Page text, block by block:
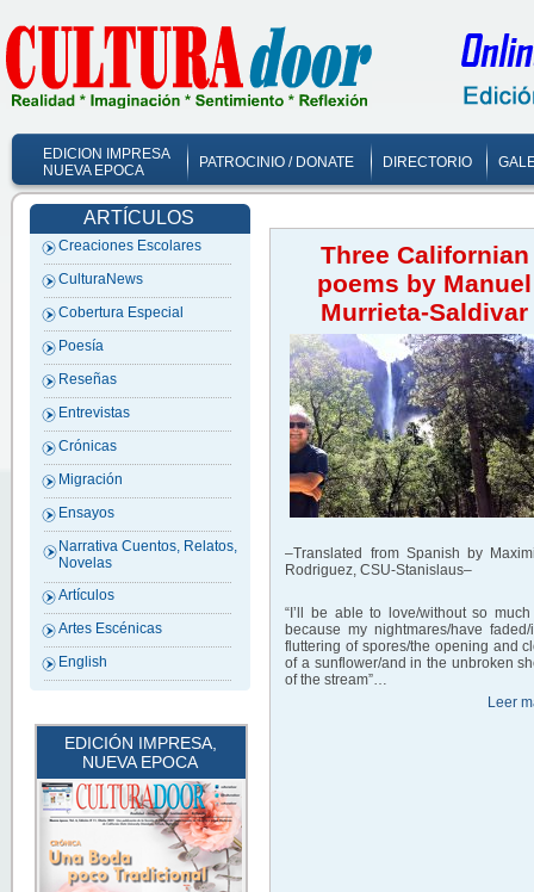
EDICION IMPRESA
NUEVA EPOCA
PATROCINIO / DONATE DIRECTORIO
ARTÍCULOS
Creaciones Escolares
CulturaNews
Cobertura Especial
Poesía
Reseñas
Entrevistas
Crónicas
Migración
Ensayos
Narrativa Cuentos, Relatos,
Novelas
Artículos
Artes Escénicas
English
EDICIÓN IMPRESA,
NUEVA EPOCA
Three Californian
poems by Manuel
Murrieta-Saldivar
–Translated from Spanish by
Rodriguez, CSU-Stanislaus–
“I’ll be able to love/without so much
because my nightmares/have
fluttering of spores/the opening and
of a sunflower/and in the unbroken
of the stream”…
Leer